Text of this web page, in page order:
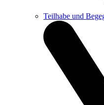
Teilhabe und